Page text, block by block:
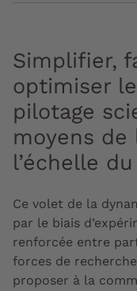
Simplifier,
optimiser
pilotage
moyens de
l’échelle
Ce volet de la
par le biais
renforcée entre
forces de recherche
proposer à la